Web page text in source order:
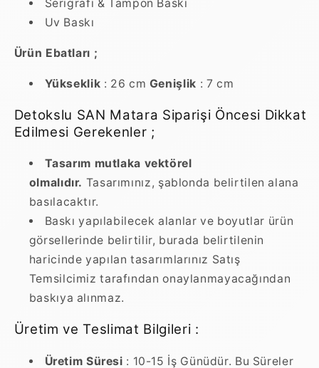
Serigrafi & Tampon Baskı
Uv Baskı
Ürün Ebatları ;
Yükseklik : 26 cm Genişlik : 7 cm
Detokslu SAN Matara Siparişi Öncesi Dikkat
Edilmesi Gerekenler ;
Tasarım mutlaka vektörel
olmalıdır. Tasarımınız, şablonda belirtilen alana
basılacaktır.
Baskı yapılabilecek alanlar ve boyutlar ürün
görsellerinde belirtilir, burada belirtilenin
haricinde yapılan tasarımlarınız Satış
Temsilcimiz tarafından onaylanmayacağından
baskıya alınmaz.
Üretim ve Teslimat Bilgileri :
Üretim Süresi : 10-15 İş Günüdür. Bu Süreler